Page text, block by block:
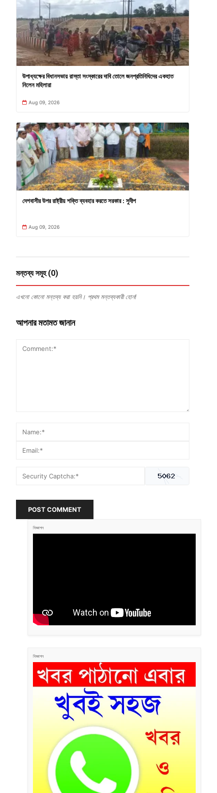
উপাধ্যক্ষের বিধানসভায় রাস্তা সংস্কারের দাবি তোলে জনপ্রতিনিধিদের একহাত
নিলেন মহিলারা
Aug 09, 2026
দেশবাসীর উপর রাষ্ট্রীয় শক্তি ব্যবহার করতে সরকার : সুদীপ
Aug 09, 2026
মন্তব্য সমূহ (0)
এখনো কোনো মন্তব্য করা হয়নি। প্রথম মন্তব্যকারী হোন!
আপনার মতামত জানান
POST COMMENT
বিজ্ঞাপন
বিজ্ঞাপন